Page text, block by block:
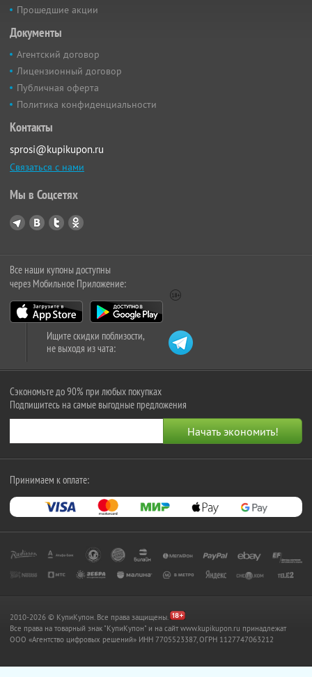
Прошедшие акции
Документы
Агентский договор
Лицензионный договор
Публичная оферта
Политика конфиденциальности
Контакты
sprosi@kupikupon.ru
Связаться с нами
Мы в Соцсетях
Все наши купоны доступны
через Мобильное Приложение:
Ищите скидки поблизости,
не выходя из чата:
Сэкономьте до 90% при любых покупках
Подпишитесь на самые выгодные предложения
Принимаем к оплате:
2010-2026 © КупиКупон. Все права защищены.
Все права на товарный знак "КупиКупон" и на сайт www.kupikupon.ru принадлежат
OOO «Агентство цифровых решений» ИНН 7705523387, ОГРН 1127747063212